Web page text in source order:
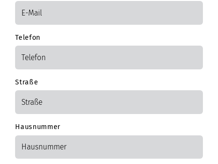
Telefon
Straße
Hausnummer